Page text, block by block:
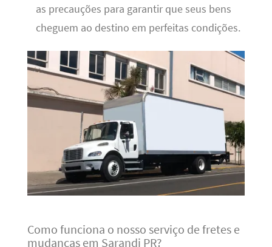
as precauções para garantir que seus bens
cheguem ao destino em perfeitas condições.
Como funciona o nosso serviço de fretes e
mudanças em Sarandi PR?